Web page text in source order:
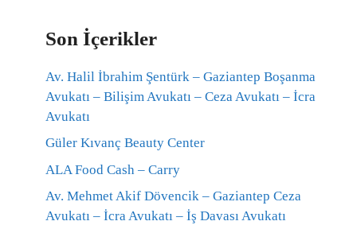
Son İçerikler
Av. Halil İbrahim Şentürk – Gaziantep Boşanma
Avukatı – Bilişim Avukatı – Ceza Avukatı – İcra
Avukatı
Güler Kıvanç Beauty Center
ALA Food Cash – Carry
Av. Mehmet Akif Dövencik – Gaziantep Ceza
Avukatı – İcra Avukatı – İş Davası Avukatı